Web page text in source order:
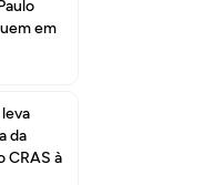
em
da
CRAS à